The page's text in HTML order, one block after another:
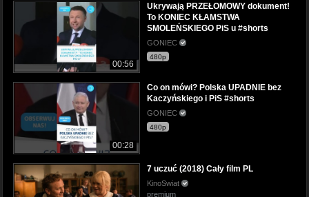
00:56
Ukrywają PRZEŁOMOWY dokument!
To KONIEC KŁAMSTWA
SMOLEŃSKIEGO PiS u #shorts
GONIEC
480p
00:28
Co on mówi? Polska UPADNIE bez
Kaczyńskiego i PiS #shorts
GONIEC
480p
7 uczuć (2018) Cały film PL
KinoSwiat
premium